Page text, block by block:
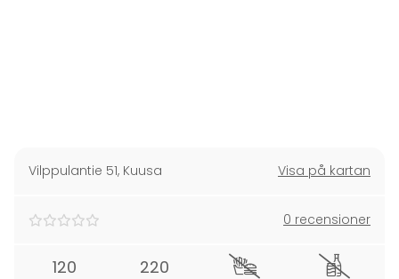
Vilppulantie 51, Kuusa Visa på kartan
0 recensioner
120 220